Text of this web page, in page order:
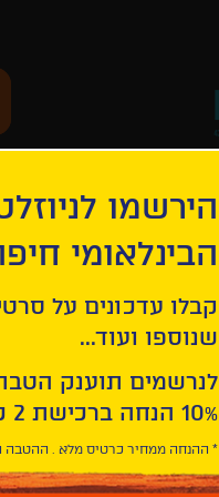
הירשמו
הבינלאומי
קבלו עדכונים על
שנוספו ועוד...
לנרשמים תוענק
10% הנחה ברכישת 2 כרטיסים לסרטי הפסטיבל .
* ההנחה ממחיר כרטיס מלא . ההטבה